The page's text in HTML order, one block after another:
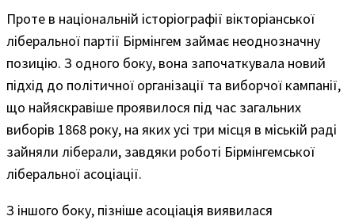
Проте в національній історіографії вікторіанської
ліберальної партії Бірмінгем займає неоднозначну
позицію. З одного боку, вона започаткувала новий
підхід до політичної організації та виборчої кампанії,
що найяскравіше проявилося під час загальних
виборів 1868 року, на яких усі три місця в міській раді
зайняли ліберали, завдяки роботі Бірмінгемської
ліберальної асоціації.
З іншого боку, пізніше асоціація виявилася